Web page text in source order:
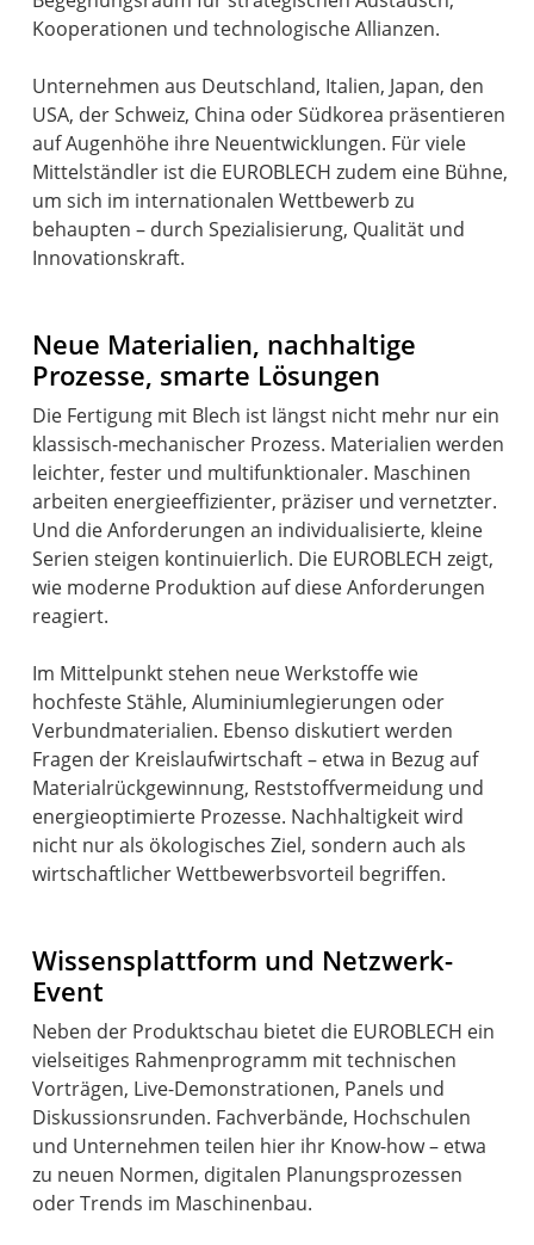
Kooperationen und technologische Allianzen.
Unternehmen aus Deutschland, Italien, Japan, den
USA, der Schweiz, China oder Südkorea präsentieren
auf Augenhöhe ihre Neuentwicklungen. Für viele
Mittelständler ist die EUROBLECH zudem eine Bühne,
um sich im internationalen Wettbewerb zu
behaupten – durch Spezialisierung, Qualität und
Innovationskraft.
Neue Materialien, nachhaltige
Prozesse, smarte Lösungen
Die Fertigung mit Blech ist längst nicht mehr nur ein
klassisch-mechanischer Prozess. Materialien werden
leichter, fester und multifunktionaler. Maschinen
arbeiten energieeffizienter, präziser und vernetzter.
Und die Anforderungen an individualisierte, kleine
Serien steigen kontinuierlich. Die EUROBLECH zeigt,
wie moderne Produktion auf diese Anforderungen
reagiert.
Im Mittelpunkt stehen neue Werkstoffe wie
hochfeste Stähle, Aluminiumlegierungen oder
Verbundmaterialien. Ebenso diskutiert werden
Fragen der Kreislaufwirtschaft – etwa in Bezug auf
Materialrückgewinnung, Reststoffvermeidung und
energieoptimierte Prozesse. Nachhaltigkeit wird
nicht nur als ökologisches Ziel, sondern auch als
wirtschaftlicher Wettbewerbsvorteil begriffen.
Wissensplattform und Netzwerk-
Event
Neben der Produktschau bietet die EUROBLECH ein
vielseitiges Rahmenprogramm mit technischen
Vorträgen, Live-Demonstrationen, Panels und
Diskussionsrunden. Fachverbände, Hochschulen
und Unternehmen teilen hier ihr Know-how – etwa
zu neuen Normen, digitalen Planungsprozessen
oder Trends im Maschinenbau.